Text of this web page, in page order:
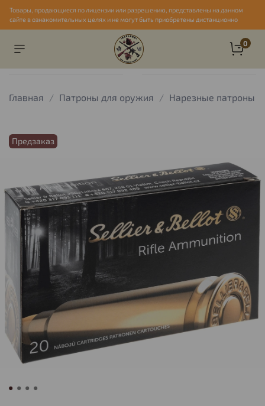
Товары, продающиеся по лицензии или разрешению, представлены на данном
сайте в ознакомительных целях и не могут быть приобретены дистанционно
0
Главная Патроны для оружия Нарезные патроны
Предзаказ